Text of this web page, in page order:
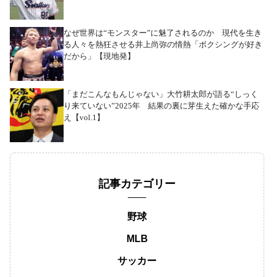
なぜ世界は“モンスター”に魅了されるのか 現代を生き
る人々を熱狂させる井上尚弥の情熱「ボクシングが好き
だから」【現地発】
「まだこんなもんじゃない」大竹耕太郎が語る“しっく
り来ていない”2025年 結果の裏に芽生えた確かな手応
え【vol.1】
記事カテゴリー
野球
MLB
サッカー